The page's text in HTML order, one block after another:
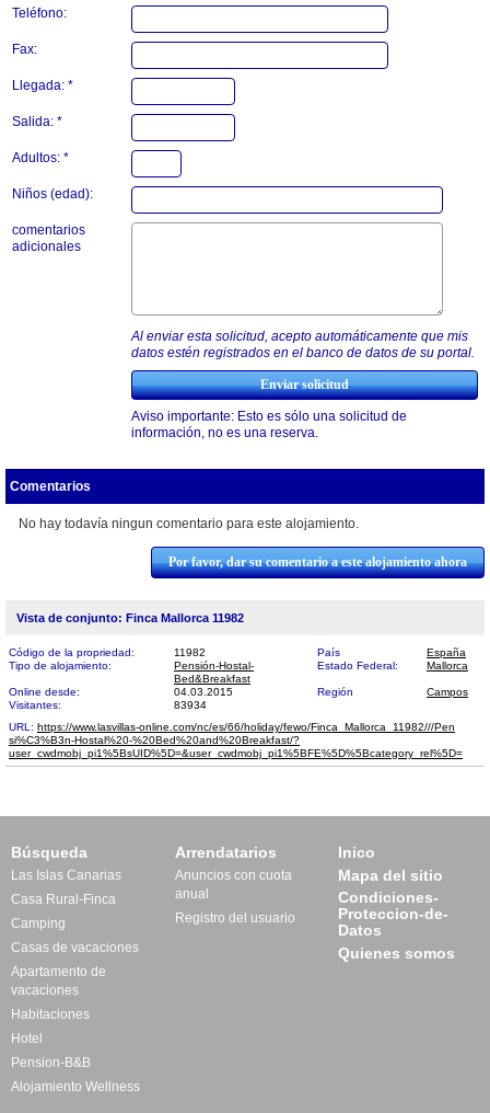
Teléfono:
Fax:
Llegada: *
Salida: *
Adultos: *
Niños (edad):
comentarios
adicionales
Al enviar esta solicitud, acepto automáticamente que mis
datos estén registrados en el banco de datos de su portal.
Aviso importante: Esto es sólo una solicitud de
información, no es una reserva.
Comentarios
No hay todavía ningun comentario para este alojamiento.
Por favor, dar su comentario a este alojamiento ahora
Vista de conjunto: Finca Mallorca 11982
Código de la propriedad: 11982 País
España
Tipo de alojamiento:
Pensión-Hostal-
Bed&Breakfast
Estado Federal: Mallorca
Online desde: 04.03.2015 Región
Campos
Visitantes:
83934
URL: https://www.lasvillas-online.com/nc/es/66/holiday/fewo/Finca_Mallorca_11982///Pen​
si%C3%B3n-Hostal%20-%20Bed%20and%20Breakfast/?
user_cwdmobj_pi1%5BsUID%5D=&user_cwdmobj_pi1%5BFE%5D%5Bcategory_rel%5D=
Búsqueda
Las Islas Canarias
Casa Rural-Finca
Camping
Casas de vacaciones
Apartamento de
vacaciones
Habitaciones
Hotel
Pension-B&B
Alojamiento Wellness
Arrendatarios
Anuncios con cuota
anual
Registro del usuario
Inico
Mapa del sitio
Condiciones-
Proteccion-de-
Datos
Quienes somos